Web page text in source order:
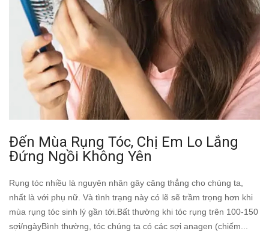
Đến Mùa Rụng Tóc, Chị Em Lo Lắng
Đứng Ngồi Không Yên
Rụng tóc nhiều là nguyên nhân gây căng thẳng cho chúng ta,
nhất là với phụ nữ. Và tình trạng này có lẽ sẽ trầm trọng hơn khi
mùa rụng tóc sinh lý gần tới.Bất thường khi tóc rụng trên 100-150
sợi/ngàyBình thường, tóc chúng ta có các sợi anagen (chiếm...